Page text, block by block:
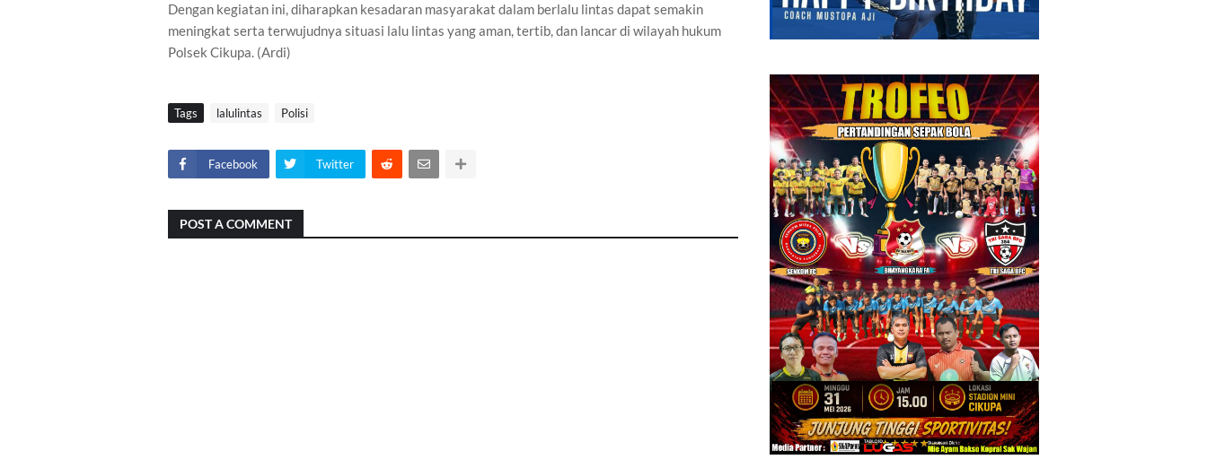
Dengan kegiatan ini, diharapkan kesadaran masyarakat dalam berlalu lintas dapat semakin
meningkat serta terwujudnya situasi lalu lintas yang aman, tertib, dan lancar di wilayah hukum
Polsek Cikupa. (Ardi)
Tags lalulintas Polisi
Facebook Twitter
POST A COMMENT